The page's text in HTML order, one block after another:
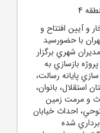
4
و آيين افتتاح و
4 شهرداري تهران با حضورسيد
4 و برخي از مديران شهري برگزار
شد.طي اين افتتاحيه 8 پروژه احداثي و 14 پروژه بازسازي به
پايانه رسالت،
استقلال، بانوان،
و مرمت زمين
احداث خيابان
شده